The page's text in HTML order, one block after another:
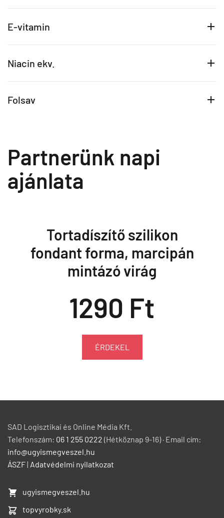
E-vitamin
Niacin ekv.
Folsav
Partnerünk napi
ajánlata
Tortadíszítő szilikon
fondant forma, marcipán
mintázó virág
1290 Ft
ÉRDEKEL
SAD Logisztikai és Online Média Kft.
Telefonszám: 06 1 255 0222 (Hétköznap 9-16) · Email cím:
info@ugyismegveszel.hu
ÁSZF| Adatvédelmi nyilatkozat
ugyismegveszel.hu
topvyrobky.sk